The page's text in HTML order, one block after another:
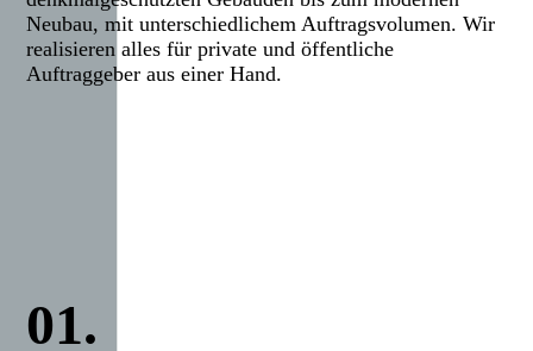
Neubau, mit unterschiedlichem Auftragsvolumen. Wir
realisieren alles für private und öffentliche
Auftraggeber aus einer Hand.
01.